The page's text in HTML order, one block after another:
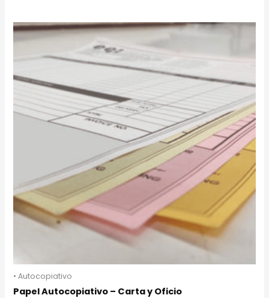
• Autocopiativo
Papel Autocopiativo – Carta y Oficio